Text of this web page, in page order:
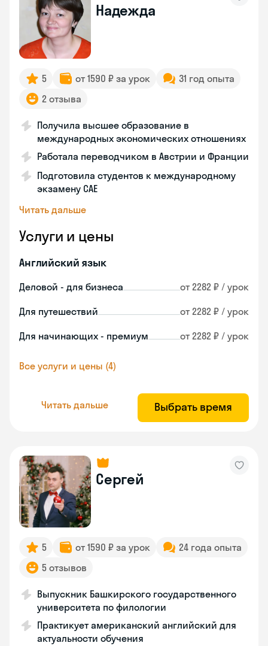
Надежда
5 от 1590 ₽ за урок
31 год опыта
2 отзыва
Получила высшее образование в
международных экономических отношениях
Работала переводчиком в Австрии и Франции
Подготовила студентов к международному
экзамену CAE
Читать дальше
Услуги и цены
Английский язык
Деловой - для бизнеса от 2282 ₽ / урок
Для путешествий от 2282 ₽ / урок
Для начинающих - премиум от 2282 ₽ / урок
Все услуги и цены (4)
Читать дальше Выбрать время
Сергей
5 от 1590 ₽ за урок
24 года опыта
5 отзывов
Выпускник Башкирского государственного
университета по филологии
Практикует американский английский для
актуальности обучения